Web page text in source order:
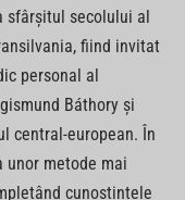
sfârșitul secolului al
fiind invitat
personal al
Báthory și
central-european. În
unor metode mai
cunoștințele